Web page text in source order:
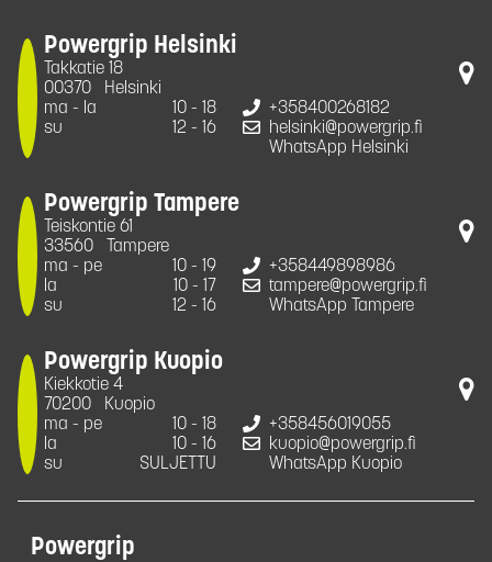
Powergrip Helsinki
Takkatie 18
00370
Helsinki
ma - la
10 - 18
su
12 - 16
+358400268182
helsinki@powergrip.fi
WhatsApp Helsinki
Powergrip Tampere
Teiskontie 61
33560
Tampere
ma - pe
10 - 19
la
10 - 17
su
12 - 16
+358449898986
tampere@powergrip.fi
WhatsApp Tampere
Powergrip Kuopio
Kiekkotie 4
70200
Kuopio
ma - pe
10 - 18
la
10 - 16
su
SULJETTU
+358456019055
kuopio@powergrip.fi
WhatsApp Kuopio
Powergrip